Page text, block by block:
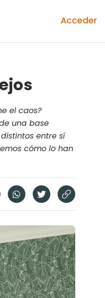
Acceder
el caos?
una base
entre sí
cómo lo han